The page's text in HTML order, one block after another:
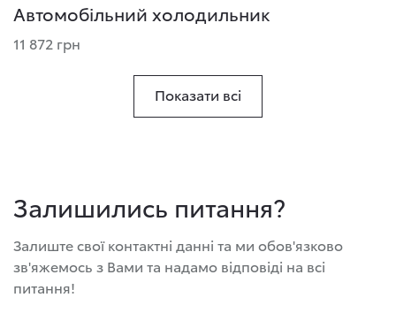
Автомобільний холодильник
11 872 грн
Показати всі
Залишились питання?
Залиште свої контактні данні та ми обов'язково
зв'яжемось з Вами та надамо відповіді на всі
питання!